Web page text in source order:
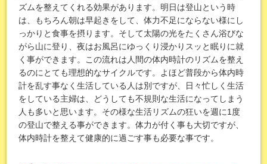
ズムを整えてくれる効果があります。明日は登山という時
は、もちろん朝は早起きをして、体力不足にならない様にし
っかりと食事を摂ります。そして太陽の光をたくさん浴びな
がら山に登り、夜はお風呂にゆっくり浸かりスッと眠りに就
く事ができます。この流れは人間の体内時計のリズムを整え
るのにとても理想的なサイクルです。よほど普段から体内時
計を乱す事なく生活している人は別ですが、日々忙しく生活
をしている主婦は、どうしても不規則な生活になってしまう
人も多いと思います。その様な生活リズムの狂いを週に1度
の登山で整える事ができます。体力が付く事も大切ですが、
体内時計を整えて健康的に過ごす事も必要な事です。